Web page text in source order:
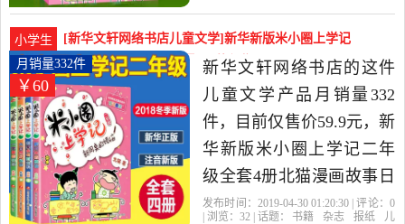
阅读书米小圈上学记下学
期是2019年旭阳图书专营
店精选书籍,杂志,报纸当中
性价比很高的儿童文学，
由江苏 徐州发货。
小学生
[新华文轩网络书店儿童文学]新华新版米小圈上学记
二年级全套4册北月销量332件仅售59.9元
￥60
月销量332件
新华文轩网络书店的这件
儿童文学产品月销量332
件，目前仅售价59.9元，新
华新版米小圈上学记二年
级全套4册北猫漫画故事日
记注音版适合1-2-3-4年级
发布时间：2019-04-30 01:20:30 | 评论： 0
| 浏览： 32 | 话题： 书籍 杂志 报纸
儿